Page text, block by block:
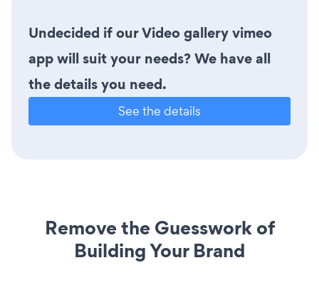
Undecided if our Video gallery vimeo
app will suit your needs? We have all
the details you need.
See the details
Remove the Guesswork of
Building Your Brand